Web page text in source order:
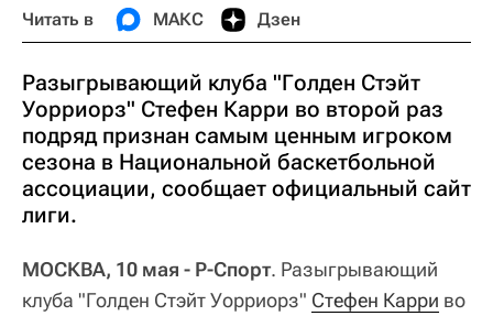
Читать в МАКС Дзен
Разыгрывающий клуба "Голден Стэйт
Уорриорз" Стефен Карри во второй раз
подряд признан самым ценным игроком
сезона в Национальной баскетбольной
ассоциации, сообщает официальный сайт
лиги.
МОСКВА, 10 мая - Р-Спорт. Разыгрывающий
клуба "Голден Стэйт Уорриорз" Стефен Карри во